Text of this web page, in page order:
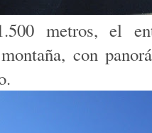
metros, el
con